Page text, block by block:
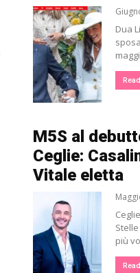
Dua
M5S al
Ceglie:
Vitale eletta
più